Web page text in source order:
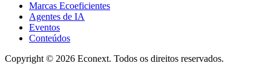
Marcas Ecoeficientes
Agentes de IA
Eventos
Conteúdos
Copyright © 2026 Econext. Todos os direitos reservados.